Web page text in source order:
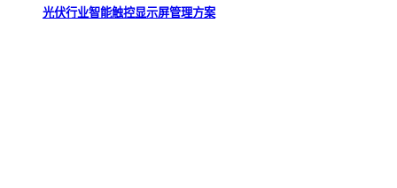
光伏行业智能触控显示屏管理方案